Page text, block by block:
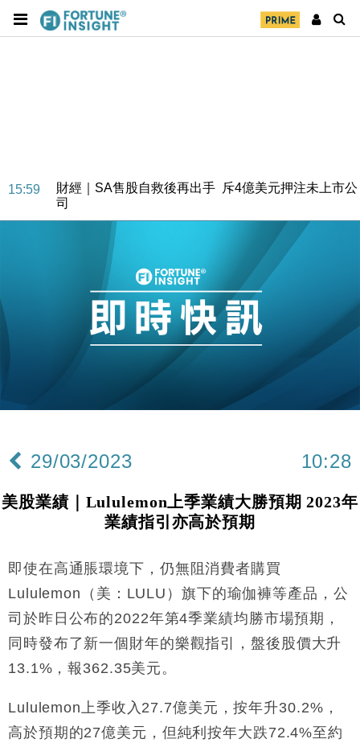
15:59
財經｜SA售股自救後再出手 斥4億美元押注未上市公
司
財經｜精星香港夥菜鳥拓全球智慧倉儲市場 加快海外
地產｜大酒店中期轉賺2300萬元 斥21億翻新香港及
國際｜特朗普赴洛杉磯高球場活動前 男子攜槍彈被捕
12:30
財經｜香港7月PMI回落至51 企業擴張放慢兼縮減人
財經｜黑石傳再籌逾360億美元 支援Anthropic租用
18:15
本地｜新世界K11 9月升級會員制度 增鉑金卡級別鎖
17:40
財經｜本港6月零售額連升14個月 珠寶鐘錶銷售升勢
50%
15:59
財經｜SA售股自救後再出手 斥4億美元押注未上市公
財經｜精星香港夥菜鳥拓全球智慧倉儲市場 加快海外
市場落地
14:50
地產｜大酒店中期轉賺2300萬元 斥21億翻新香港及
13:12
國際｜特朗普赴洛杉磯高球場活動前 男子攜槍彈被捕
29/03/2023 10:28
美股業績｜Lululemon上季業績大勝預期 2023年
業績指引亦高於預期
即使在高通脹環境下，仍無阻消費者購買
Lululemon（美：LULU）旗下的瑜伽褲等產品，公
司於昨日公布的2022年第4季業績均勝市場預期，
同時發布了新一個財年的樂觀指引，盤後股價大升
13.1%，報362.35美元。
Lululemon上季收入27.7億美元，按年升30.2%，
高於預期的27億美元，但純利按年大跌72.4%至約